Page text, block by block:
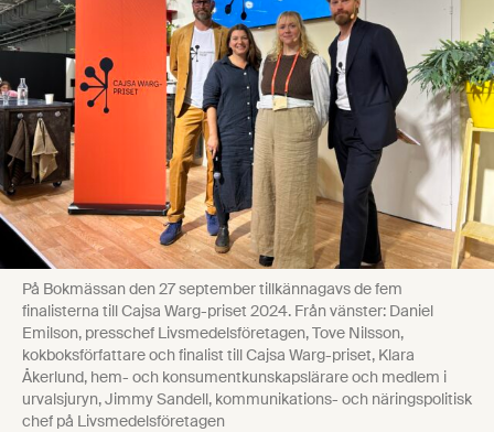
På Bokmässan den 27 september tillkännagavs de fem
finalisterna till Cajsa Warg-priset 2024. Från vänster: Daniel
Emilson, presschef Livsmedelsföretagen, Tove Nilsson,
kokboksförfattare och finalist till Cajsa Warg-priset, Klara
Åkerlund, hem- och konsumentkunskapslärare och medlem i
urvalsjuryn, Jimmy Sandell, kommunikations- och näringspolitisk
chef på Livsmedelsföretagen